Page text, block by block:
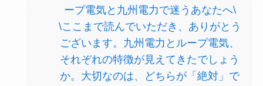
ープ電気と九州電力で迷うあなたへ\
\ここまで読んでいただき、ありがとう
ございます。九州電力とループ電気、
それぞれの特徴が見えてきたでしょう
か。大切なのは、どちらが「絶対」で